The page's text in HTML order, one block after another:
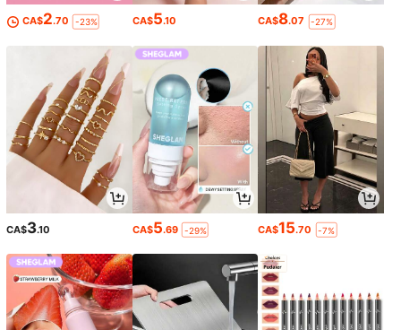
CA$2.70 -23% CA$5.10 CA$8.07 -27%
CA$3.10 CA$5.69 -29% CA$15.70 -7%